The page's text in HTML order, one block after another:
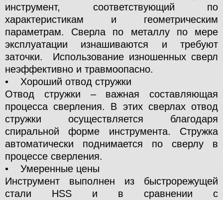
инструмент, соответствующий по
характеристикам и геометрическим
параметрам. Сверла по металлу по мере
эксплуатации изнашиваются и требуют
заточки. Использование изношенных сверл
неэффективно и травмоопасно.
• Хороший отвод стружки
Отвод стружки – важная составляющая
процесса сверления. В этих сверлах отвод
стружки осуществляется благодаря
спиральной форме инструмента. Стружка
автоматически поднимается по сверлу в
процессе сверления.
• Умеренные цены
Инструмент выполнен из быстрорежущей
стали HSS и в сравнении с